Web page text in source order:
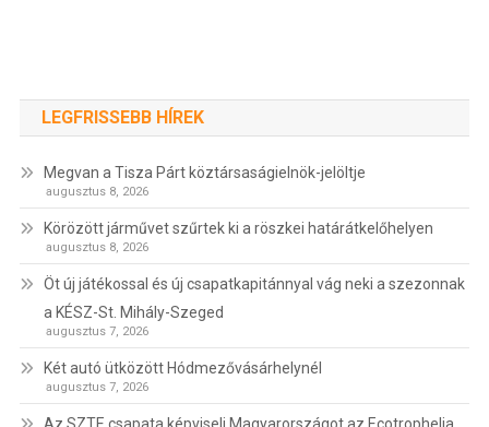
LEGFRISSEBB HÍREK
Megvan a Tisza Párt köztársaságielnök-jelöltje
augusztus 8, 2026
Körözött járművet szűrtek ki a röszkei határátkelőhelyen
augusztus 8, 2026
Öt új játékossal és új csapatkapitánnyal vág neki a szezonnak
a KÉSZ-St. Mihály-Szeged
augusztus 7, 2026
Két autó ütközött Hódmezővásárhelynél
augusztus 7, 2026